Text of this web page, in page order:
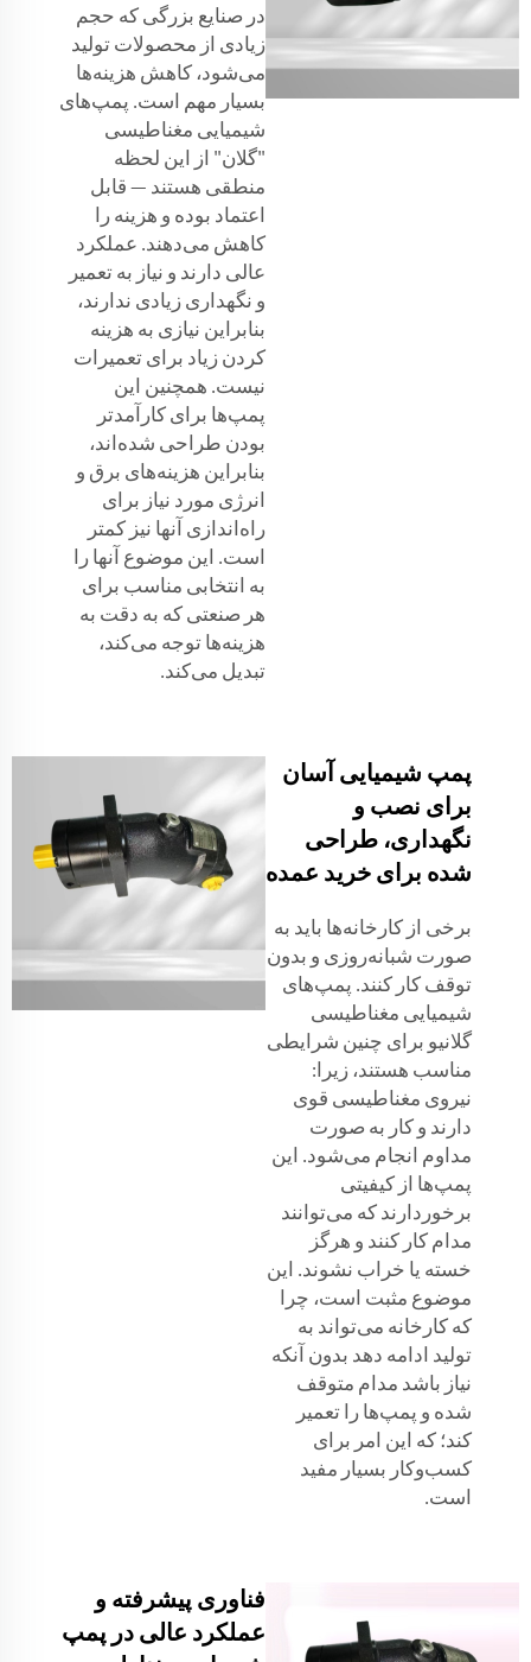
در صنایع بزرگی که حجم
زیادی از محصولات تولید
می‌شود، کاهش هزینه‌ها
بسیار مهم است. پمپ‌های
شیمیایی مغناطیسی
"گلان" از این لحظه
منطقی هستند — قابل
اعتماد بوده و هزینه را
کاهش می‌دهند. عملکرد
عالی دارند و نیاز به تعمیر
و نگهداری زیادی ندارند،
بنابراین نیازی به هزینه
کردن زیاد برای تعمیرات
نیست. همچنین این
پمپ‌ها برای کارآمدتر
بودن طراحی شده‌اند،
بنابراین هزینه‌های برق و
انرژی مورد نیاز برای
راه‌اندازی آنها نیز کمتر
است. این موضوع آنها را
به انتخابی مناسب برای
هر صنعتی که به دقت به
هزینه‌ها توجه می‌کند،
تبدیل می‌کند.
پمپ شیمیایی آسان
برای نصب و
نگهداری، طراحی
شده برای خرید عمده
برخی از کارخانه‌ها باید به
صورت شبانه‌روزی و بدون
توقف کار کنند. پمپ‌های
شیمیایی مغناطیسی
گلانیو برای چنین شرایطی
مناسب هستند، زیرا:
نیروی مغناطیسی قوی
دارند و کار به صورت
مداوم انجام می‌شود. این
پمپ‌ها از کیفیتی
برخوردارند که می‌توانند
مدام کار کنند و هرگز
خسته یا خراب نشوند. این
موضوع مثبت است، چرا
که کارخانه می‌تواند به
تولید ادامه دهد بدون آنکه
نیاز باشد مدام متوقف
شده و پمپ‌ها را تعمیر
کند؛ که این امر برای
کسب‌وکار بسیار مفید
است.
فناوری پیشرفته و
عملکرد عالی در پمپ